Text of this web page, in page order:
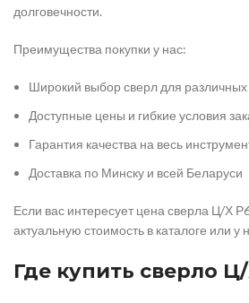
долговечности.
Преимущества покупки у нас:
Широкий выбор сверл для различных
Доступные цены и гибкие условия
Гарантия качества на весь
Доставка по Минску и всей Беларуси
Если вас интересует цена сверла Ц/Х
актуальную стоимость в каталоге или у
Где купить сверло